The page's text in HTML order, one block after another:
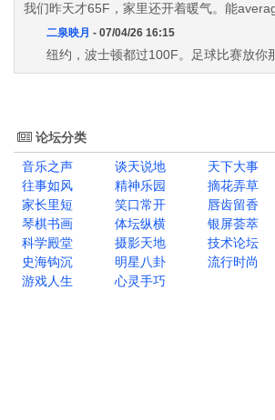
我们昨天才65F，家里还开着暖气。能
二泉映月 - 07/04/26 16:15
纽约，波士顿都过100F。足球比赛放你
论坛分类
音乐之声
谈天说地 天下大事
往事如风
精神乐园 摘花弄草
家长里短
笑口常开 唇齿留香
琴棋书画
体坛纵横 银屏荟萃
科学殿堂
摄影天地 技术论坛
史海钩沉
明星八卦 流行时尚
游戏人生
心灵手巧